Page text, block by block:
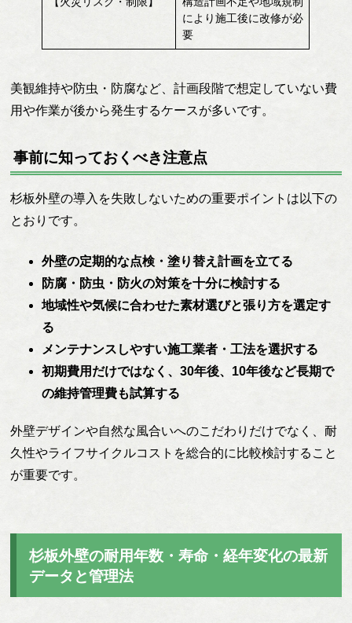
により施工後に改修が必
要
美観維持や防虫・防腐など、計画段階で想定していない費
用や作業が後から発生するケースが多いです。
事前に知っておくべき注意点
杉板外壁の導入を失敗しないための重要ポイントは以下の
とおりです。
外壁の定期的な点検・塗り替え計画を立てる
防腐・防虫・防火の対策を十分に検討する
地域性や気候に合わせた素材選びと張り方を選定す
る
メンテナンスしやすい施工業者・工法を選択する
初期費用だけではなく、30年後、10年後など長期で
の維持管理費も試算する
外壁デザインや自然な風合いへのこだわりだけでなく、耐
久性やライフサイクルコストを総合的に比較検討すること
が重要です。
杉板外壁の耐用年数・寿命・経年変化の最新
データと管理法